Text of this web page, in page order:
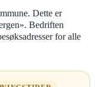
Dette er
Bedriften
for alle